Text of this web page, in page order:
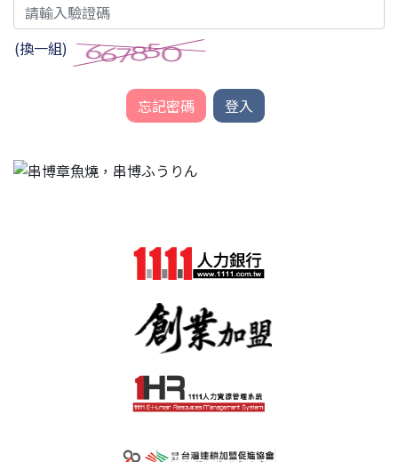
(換一組)
忘記密碼 登入